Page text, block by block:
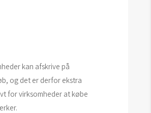
kan afskrive på
og det er derfor ekstra
for virksomheder at købe